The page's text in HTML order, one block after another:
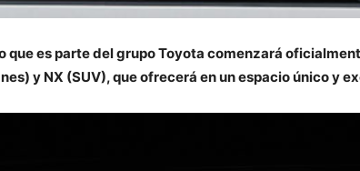
que es parte del grupo Toyota comenzará
y NX (SUV), que ofrecerá en un espacio único y